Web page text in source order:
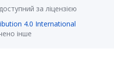
за ліцензією
4.0 International
інше